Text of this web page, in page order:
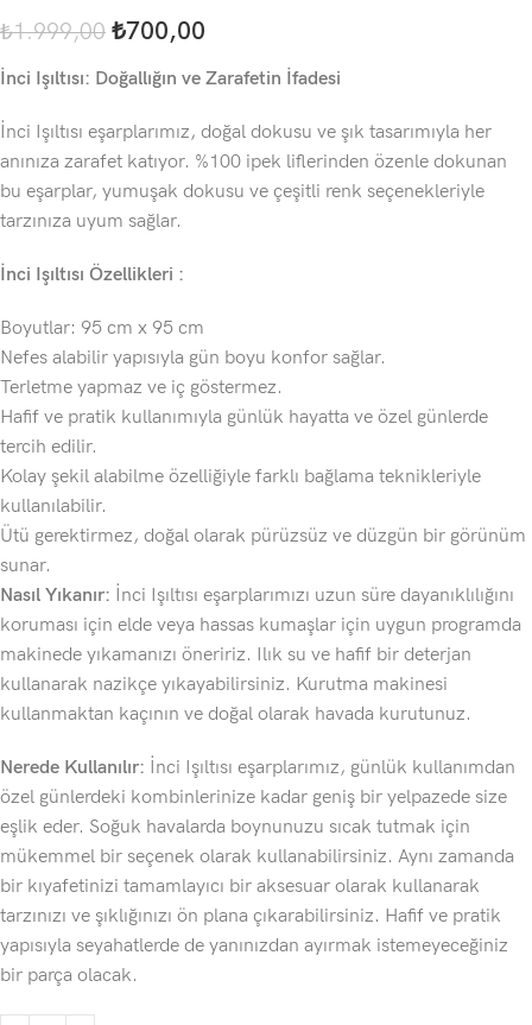
₺1.999,00 ₺700,00
İnci Işıltısı: Doğallığın ve Zarafetin İfadesi
İnci Işıltısı eşarplarımız, doğal dokusu ve şık tasarımıyla her
anınıza zarafet katıyor. %100 ipek liflerinden özenle dokunan
bu eşarplar, yumuşak dokusu ve çeşitli renk seçenekleriyle
tarzınıza uyum sağlar.
İnci Işıltısı Özellikleri :
Boyutlar: 95 cm x 95 cm
Nefes alabilir yapısıyla gün boyu konfor sağlar.
Terletme yapmaz ve iç göstermez.
Hafif ve pratik kullanımıyla günlük hayatta ve özel günlerde
tercih edilir.
Kolay şekil alabilme özelliğiyle farklı bağlama teknikleriyle
kullanılabilir.
Ütü gerektirmez, doğal olarak pürüzsüz ve düzgün bir görünüm
sunar.
Nasıl Yıkanır: İnci Işıltısı eşarplarımızı uzun süre dayanıklılığını
koruması için elde veya hassas kumaşlar için uygun programda
makinede yıkamanızı öneririz. Ilık su ve hafif bir deterjan
kullanarak nazikçe yıkayabilirsiniz. Kurutma makinesi
kullanmaktan kaçının ve doğal olarak havada kurutunuz.
Nerede Kullanılır: İnci Işıltısı eşarplarımız, günlük kullanımdan
özel günlerdeki kombinlerinize kadar geniş bir yelpazede size
eşlik eder. Soğuk havalarda boynunuzu sıcak tutmak için
mükemmel bir seçenek olarak kullanabilirsiniz. Aynı zamanda
bir kıyafetinizi tamamlayıcı bir aksesuar olarak kullanarak
tarzınızı ve şıklığınızı ön plana çıkarabilirsiniz. Hafif ve pratik
yapısıyla seyahatlerde de yanınızdan ayırmak istemeyeceğiniz
bir parça olacak.